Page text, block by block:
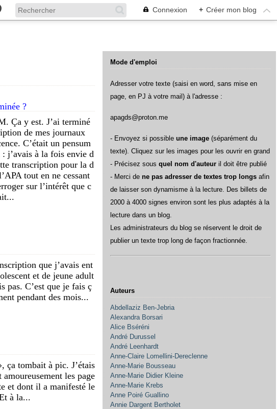
Connexion + Créer mon blog
?
Ça y est. J’ai terminé
de mes journaux
C’était un pensum
j’avais à la fois envie d
transcription pour la d
tout en ne cessant
sur l’intérêt que c
que j’avais ent
et de jeune adult
pas. C’est que je fais ç
pendant des mois...
ça tombait à pic. J’étais
les page
et dont il a manifesté le
à la...
Mode d'emploi
Adresser votre texte (saisi en word, sans mise en
page, en PJ à votre mail) à l'adresse :
apagds@proton.me
- Envoyez si possible une image (séparément du
texte). Cliquez sur les images pour les ouvrir en grand
- Précisez sous quel nom d'auteur il doit être publié
- Merci de ne pas adresser de textes trop longs afin
de laisser son dynamisme à la lecture. Des billets de
2000 à 4000 signes environ sont les plus adaptés à la
lecture dans un blog.
Les administrateurs du blog se réservent le droit de
publier un texte trop long de façon fractionnée.
Auteurs
Abdellaziz Ben-Jebria
Alexandra Borsari
Alice Bséréni
André Durussel
André Leenhardt
Anne-Claire Lomellini-Dereclenne
Anne-Marie Bousseau
Anne-Marie Didier Kleine
Anne-Marie Krebs
Anne Poiré Guallino
Annie Dargent Bertholet